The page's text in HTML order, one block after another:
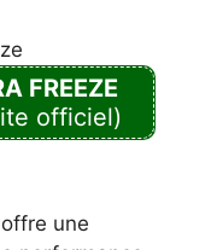
FREEZE
officiel)
une